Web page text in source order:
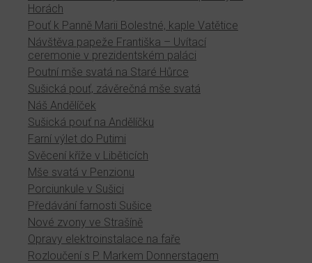
Horách
Pouť k Panně Marii Bolestné, kaple Vatětice
Návštěva papeže Františka – Uvítací
ceremonie v prezidentském paláci
Poutní mše svatá na Staré Hůrce
Sušická pouť, závěrečná mše svatá
Náš Andělíček
Sušická pouť na Andělíčku
Farní výlet do Putimi
Svěcení kříže v Liběticích
Mše svatá v Penzionu
Porciunkule v Sušici
Předávání farnosti Sušice
Nové zvony ve Strašíně
Opravy elektroinstalace na faře
Rozloučení s P. Markem Donnerstagem